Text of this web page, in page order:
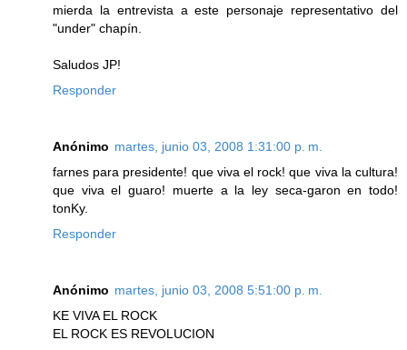
mierda la entrevista a este personaje representativo del
"under" chapín.
Saludos JP!
Responder
Anónimo martes, junio 03, 2008 1:31:00 p. m.
farnes para presidente! que viva el rock! que viva la cultura!
que viva el guaro! muerte a la ley seca-garon en todo!
tonKy.
Responder
Anónimo martes, junio 03, 2008 5:51:00 p. m.
KE VIVA EL ROCK
EL ROCK ES REVOLUCION